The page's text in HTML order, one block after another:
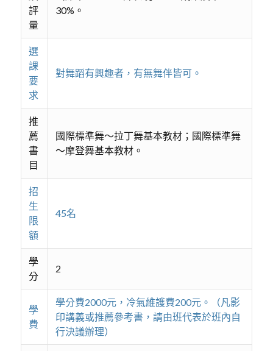
評
量
30%。
選
課
要
求
對舞蹈有興趣者，有無舞伴皆可。
推
薦
書
目
國際標準舞～拉丁舞基本教材；國際標準舞
～摩登舞基本教材。
招
生
限
額
45名
學
分
2
學
費
學分費2000元，冷氣維護費200元。（凡影
印講義或推薦參考書，請由班代表於班內自
行決議辦理）